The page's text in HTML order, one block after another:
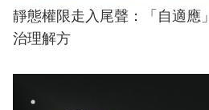
靜態權限走入尾聲：「自適應
治理解方